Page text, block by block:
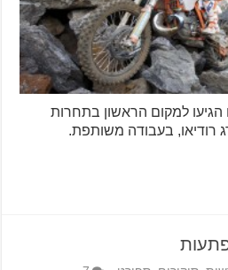
למקום הראשון בתחרות
רודיאו, בעבודה משותפת.